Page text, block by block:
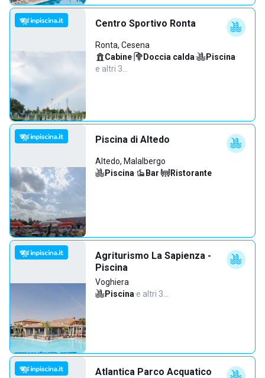
Centro Sportivo Ronta
Ronta, Cesena
Cabine· Doccia calda· Piscina·
e altri 3…
Piscina di Altedo
Altedo, Malalbergo
Piscina· Bar· Ristorante
Agriturismo La Sapienza -
Piscina
Voghiera
Piscina·e altri 3…
Atlantica Parco Acquatico